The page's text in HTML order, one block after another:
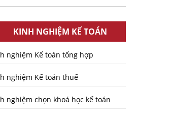
KINH NGHIỆM KẾ TOÁN
nghiệm Kế toán tổng hợp
nghiệm Kế toán thuế
nghiệm chọn khoá học kế toán